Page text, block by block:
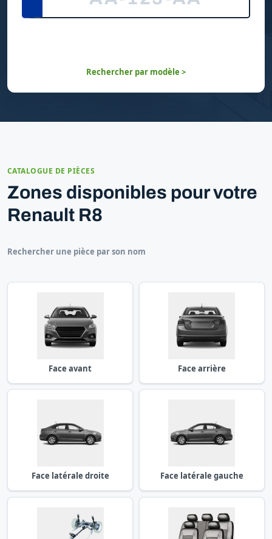
Rechercher par modèle >
CATALOGUE DE PIÈCES
Zones disponibles pour votre
Renault R8
Rechercher une pièce par son nom
Face avant Face arrière
Face latérale droite Face latérale gauche